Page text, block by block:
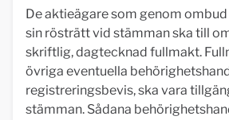
De aktieägare som genom
sin rösträtt vid stämman ska till
skriftlig, dagtecknad fullmakt.
övriga eventuella
registreringsbevis, ska vara
stämman. Sådana